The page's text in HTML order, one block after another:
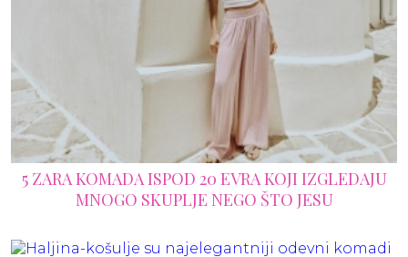
5 ZARA KOMADA ISPOD 20 EVRA KOJI IZGLEDAJU
MNOGO SKUPLJE NEGO ŠTO JESU